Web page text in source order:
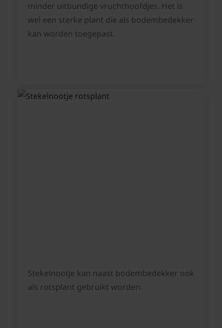
minder uitbundige vruchthoofdjes. Het is
wel een sterke plant die als bodembedekker
kan worden toegepast.
Stekelnootje kan naast bodembedekker ook
als rotsplant gebruikt worden.